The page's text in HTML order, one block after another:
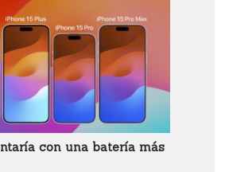
con una batería más